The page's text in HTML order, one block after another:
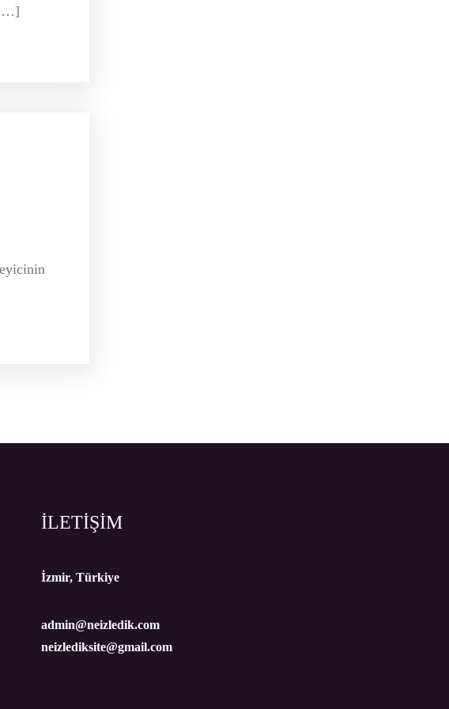
[…]
İLETİŞİM
İzmir, Türkiye
admin@neizledik.com
neizlediksite@gmail.com